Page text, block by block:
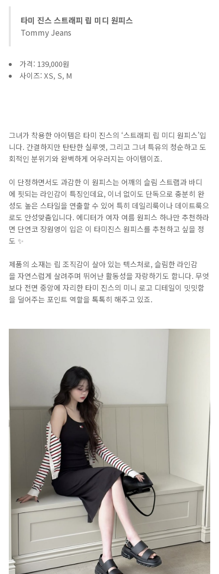
타미 진스 스트래피 립 미디 원피스
Tommy Jeans
가격: 139,000원
사이즈: XS, S, M
그녀가 착용한 아이템은 타미 진스의 ‘스트래피 립 미디 원피스’입
니다. 간결하지만 탄탄한 실루엣, 그리고 그녀 특유의 청순하고 도
회적인 분위기와 완벽하게 어우러지는 아이템이죠.
이 단정하면서도 과감한 이 원피스는 어깨의 슬림 스트랩과 바디
에 핏되는 라인감이 특징인데요, 이너 없이도 단독으로 충분히 완
성도 높은 스타일을 연출할 수 있어 특히 데일리룩이나 데이트룩으
로도 안성맞춤입니다. 에디터가 여자 여름 원피스 하나만 추천하라
면 단연코 장원영이 입은 이 타미진스 원피스를 추천하고 싶을 정
도 ✨
제품의 소재는 립 조직감이 살아 있는 텍스처로, 슬림한 라인감
을 자연스럽게 살려주며 뛰어난 활동성을 자랑하기도 합니다. 무엇
보다 전면 중앙에 자리한 타미 진스의 미니 로고 디테일이 밋밋함
을 덜어주는 포인트 역할을 톡톡히 해주고 있죠.